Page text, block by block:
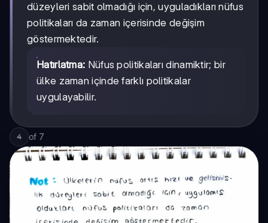
düzeyleri sabit olmadığı için, uyguladıkları nüfus
politikaları da zaman içerisinde değişim
göstermektedir.
Hatırlatma: Nüfus politikaları dinamiktir; bir
ülke zaman içinde farklı politikalar
uygulayabilir.
4 of 7